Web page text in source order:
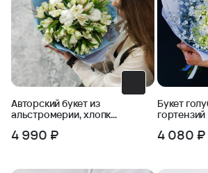
Авторский букет из
альстромерии, хлопка
4 990 ₽
Букет
гортензий
4 080 ₽